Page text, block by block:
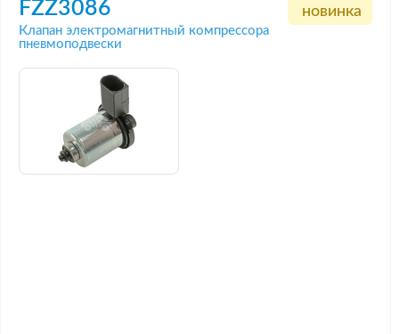
FZZ3086
Клапан электромагнитный компрессора
пневмоподвески
новинка